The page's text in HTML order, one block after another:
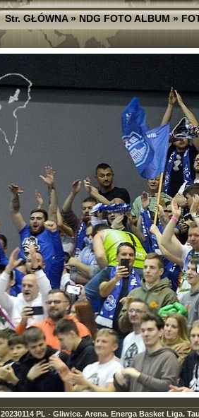
Str. GŁÓWNA»NDG FOTO ALBUM»
20230114 PL - Gliwice. Arena. Energa Basket Liga.